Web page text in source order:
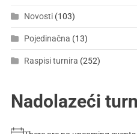
Novosti(103)
Pojedinačna (13)
Raspisi turnira (252)
Nadolazeći